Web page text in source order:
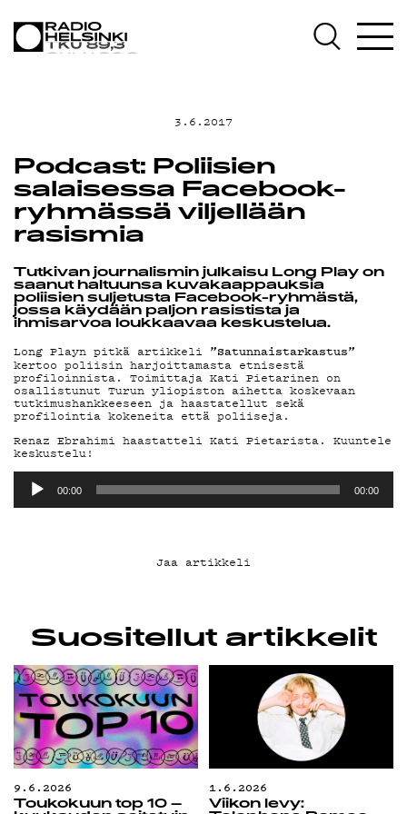
AJANKOHTAISTA
OHJELMAT
TEKIJÄT
ON-DEMAND
PODCAST
MAINOSTA
YHTEYSTIEDOT
G LIVELAB
YSTÄVÄKLUBI
TIETOSUOJA
3.6.2017
Podcast: Poliisien
salaisessa Facebook-
ryhmässä viljellään
rasismia
Tutkivan journalismin julkaisu Long Play on
saanut haltuunsa kuvakaappauksia
poliisien suljetusta Facebook-ryhmästä,
jossa käydään paljon rasistista ja
ihmisarvoa loukkaavaa keskustelua.
Long Playn pitkä artikkeli ”Satunnaistarkastus”
kertoo poliisin harjoittamasta etnisestä
profiloinnista. Toimittaja Kati Pietarinen on
osallistunut Turun yliopiston aihetta koskevaan
tutkimushankkeeseen ja haastatellut sekä
profilointia kokeneita että poliiseja.
Renaz Ebrahimi haastatteli Kati Pietarista. Kuuntele
keskustelu!
Äänitoistin
00:00 00:00
Jaa artikkeli
Suositellut artikkelit
9.6.2026
Toukokuun top 10 –
1.6.2026
Viikon levy: